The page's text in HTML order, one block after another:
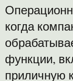
когда
функции,
приличную